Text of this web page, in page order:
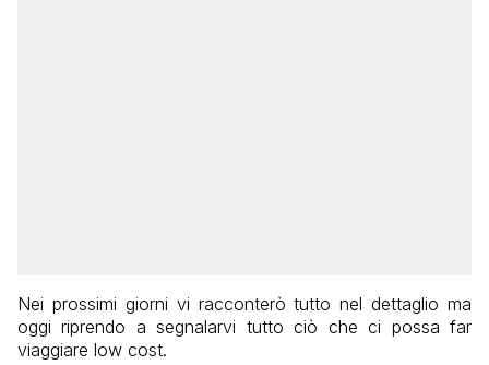
Nei prossimi giorni vi racconterò tutto nel dettaglio ma
oggi riprendo a segnalarvi tutto ciò che ci possa far
viaggiare low cost.